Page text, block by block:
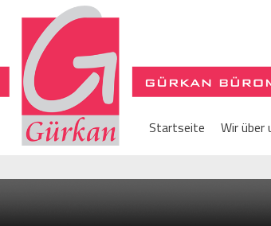
Startseite Wir über